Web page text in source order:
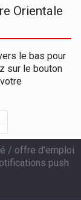
Orientale
le bas pour
sur le bouton
/ offre d'emploi
push